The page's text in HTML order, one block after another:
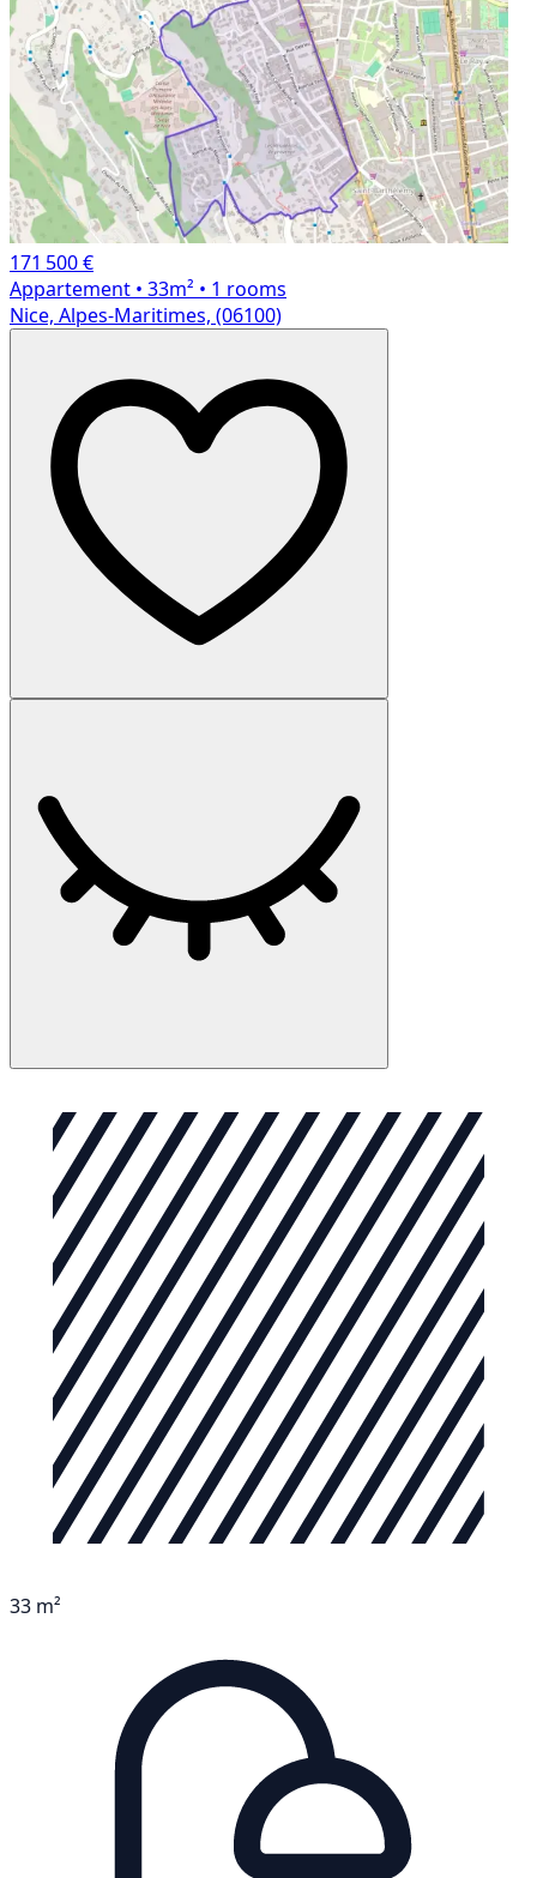
171 500 €
Appartement • 33m² • 1 rooms
Nice, Alpes-Maritimes, (06100)
33 m²